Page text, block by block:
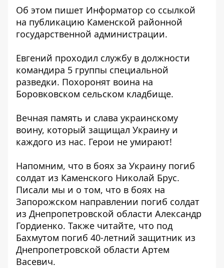
Об этом пишет Информатор со ссылкой
на публикацию Каменской районной
государственной администрации.
Евгений проходил службу в должности
командира 5 группы специальной
разведки. Похоронят воина на
Боровковском сельском кладбище.
Вечная память и слава украинскому
воину, который защищал Украину и
каждого из нас. Герои не умирают!
Напомним, что в боях за Украину погиб
солдат из Каменского Николай Брус.
Писали мы и о том, что в боях на
Запорожском направлении погиб солдат
из Днепропетровской области Александр
Гордиенко. Также читайте, что под
Бахмутом погиб 40-летний защитник из
Днепропетровской области Артем
Васевич.